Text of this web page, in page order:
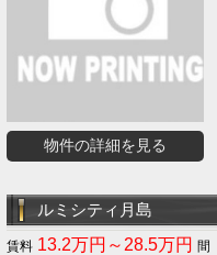
物件の詳細を見る
ルミシティ月島
13.2万円～28.5万円